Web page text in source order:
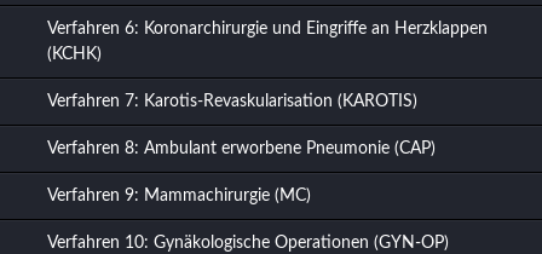
Verfahren 6: Koronarchirurgie und Eingriffe an Herzklappen
(KCHK)
Verfahren 7: Karotis-Revaskularisation (KAROTIS)
Verfahren 8: Ambulant erworbene Pneumonie (CAP)
Verfahren 9: Mammachirurgie (MC)
Verfahren 10: Gynäkologische Operationen (GYN-OP)